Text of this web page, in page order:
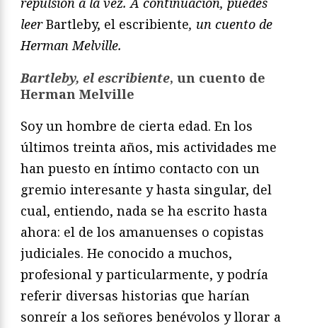
leerBartleby, el escribiente, un cuento de
Herman Melville.
Bartleby, el escribiente, un cuento de
Herman Melville
Soy un hombre de cierta edad. En los
últimos treinta años, mis actividades me
han puesto en íntimo contacto con un
gremio interesante y hasta singular, del
cual, entiendo, nada se ha escrito hasta
ahora: el de los amanuenses o copistas
judiciales. He conocido a muchos,
profesional y particularmente, y podría
referir diversas historias que harían
sonreír a los señores benévolos y llorar a